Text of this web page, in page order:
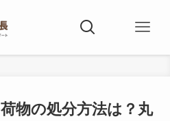
物の処分方法は？丸